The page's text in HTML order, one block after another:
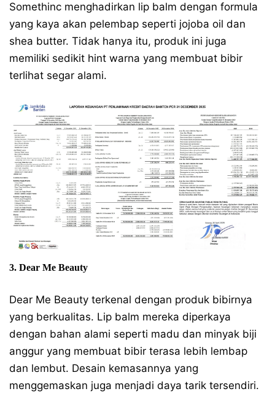
Somethinc menghadirkan lip balm dengan formula
yang kaya akan pelembap seperti jojoba oil dan
shea butter. Tidak hanya itu, produk ini juga
memiliki sedikit hint warna yang membuat bibir
terlihat segar alami.
3. Dear Me Beauty
Dear Me Beauty terkenal dengan produk bibirnya
yang berkualitas. Lip balm mereka diperkaya
dengan bahan alami seperti madu dan minyak biji
anggur yang membuat bibir terasa lebih lembap
dan lembut. Desain kemasannya yang
menggemaskan juga menjadi daya tarik tersendiri.